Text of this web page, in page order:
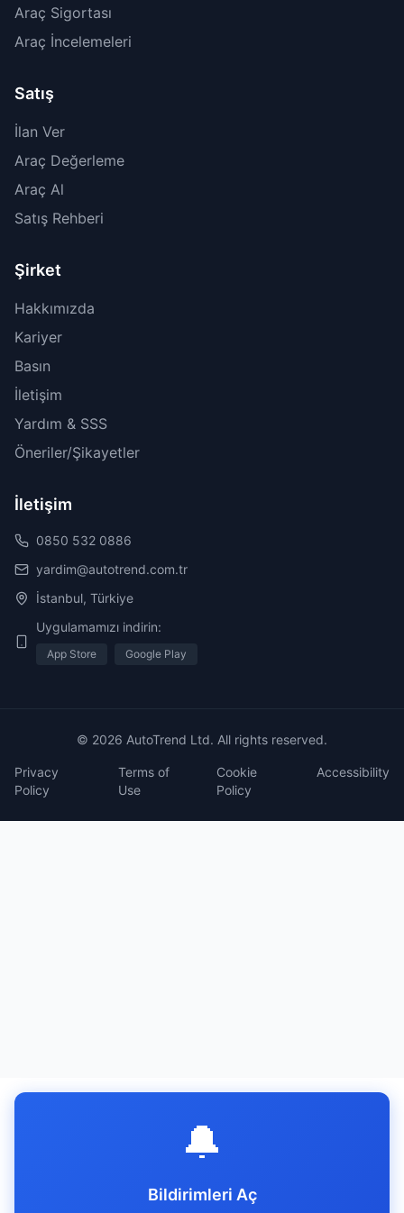
Araç Sigortası
Araç İncelemeleri
Satış
İlan Ver
Araç Değerleme
Araç Al
Satış Rehberi
Şirket
Hakkımızda
Kariyer
Basın
İletişim
Yardım & SSS
Öneriler/Şikayetler
İletişim
0850 532 0886
yardim@autotrend.com.tr
İstanbul, Türkiye
Uygulamamızı indirin:
App Store Google Play
© 2026 AutoTrend Ltd. All rights reserved.
Privacy
Policy
Terms of
Use
Cookie
Policy
Accessibility
🔔
Bildirimleri Aç